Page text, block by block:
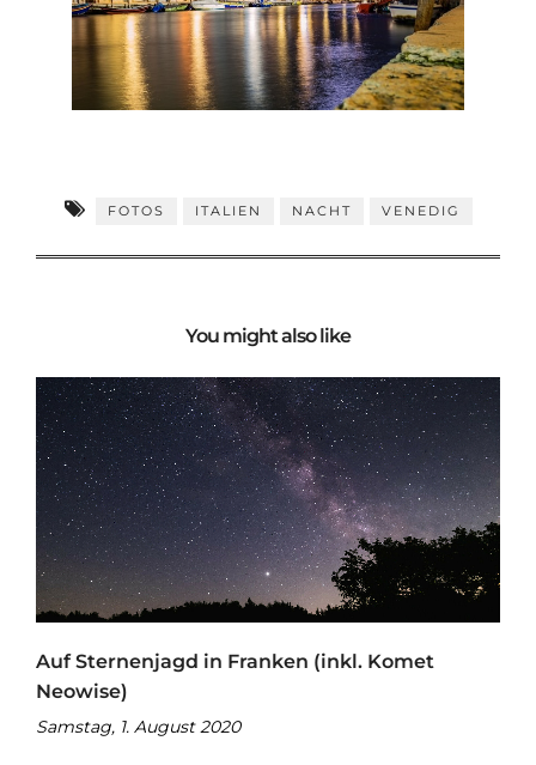
FOTOS ITALIEN NACHT VENEDIG
You might also like
Auf Sternenjagd in Franken (inkl. Komet
Neowise)
Samstag, 1. August 2020